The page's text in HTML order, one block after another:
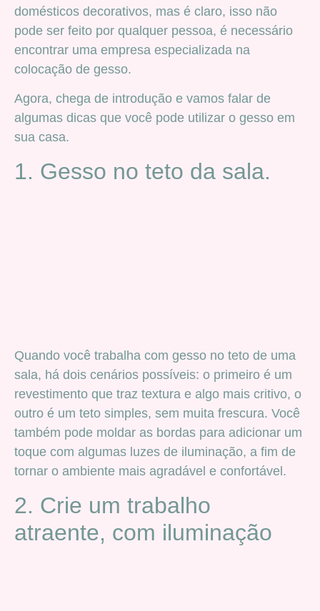
domésticos decorativos, mas é claro, isso não
pode ser feito por qualquer pessoa, é necessário
encontrar uma empresa especializada na
colocação de gesso.
Agora, chega de introdução e vamos falar de
algumas dicas que você pode utilizar o gesso em
sua casa.
1. Gesso no teto da sala.
Quando você trabalha com gesso no teto de uma
sala, há dois cenários possíveis: o primeiro é um
revestimento que traz textura e algo mais critivo, o
outro é um teto simples, sem muita frescura. Você
também pode moldar as bordas para adicionar um
toque com algumas luzes de iluminação, a fim de
tornar o ambiente mais agradável e confortável.
2. Crie um trabalho
atraente, com iluminação